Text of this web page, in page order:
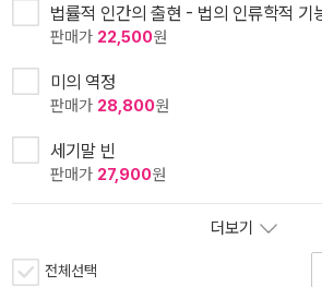
법률적 인간의 출현 - 법의 인류학적 기
판매가 22,500원
미의 역정
판매가 28,800원
세기말 빈
판매가 27,900원
더보기
전체선택